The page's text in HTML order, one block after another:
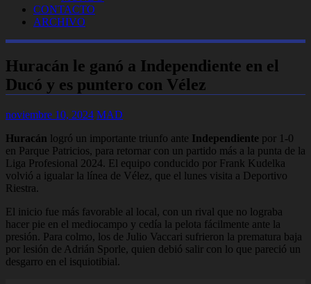
CONTACTO
ARCHIVO
Huracán le ganó a Independiente en el
Ducó y es puntero con Vélez
noviembre 10, 2024 MAD
Huracán logró un importante triunfo ante Independiente por 1-0
en Parque Patricios, para retornar con un partido más a la punta de la
Liga Profesional 2024. El equipo conducido por Frank Kudelka
volvió a igualar la línea de Vélez, que el lunes visita a Deportivo
Riestra.
El inicio fue más favorable al local, con un rival que no lograba
hacer pie en el mediocampo y cedía la pelota fácilmente ante la
presión. Para colmo, los de Julio Vaccari sufrieron la prematura baja
por lesión de Adrián Sporle, quien debió salir con lo que pareció un
desgarro en el isquiotibial.